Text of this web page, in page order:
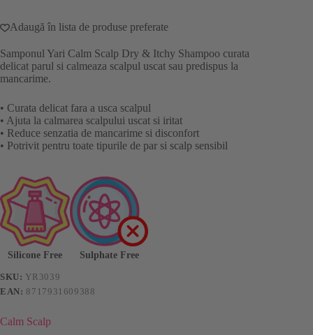
Adaugă în lista de produse preferate
Samponul Yari Calm Scalp Dry & Itchy Shampoo curata
delicat parul si calmeaza scalpul uscat sau predispus la
mancarime.
• Curata delicat fara a usca scalpul
• Ajuta la calmarea scalpului uscat si iritat
• Reduce senzatia de mancarime si disconfort
• Potrivit pentru toate tipurile de par si scalp sensibil
Silicone Free Sulphate Free
SKU: YR3039
EAN: 8717931609388
Calm Scalp